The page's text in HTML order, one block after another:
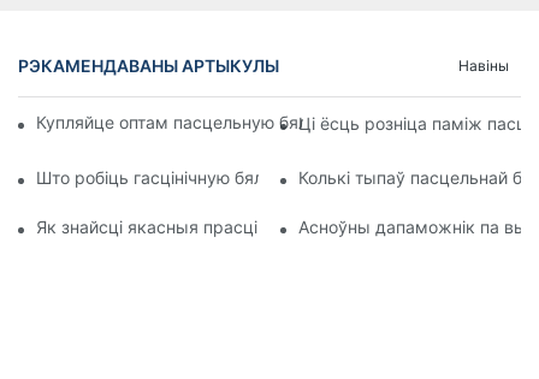
РЭКАМЕНДАВАНЫ АРТЫКУЛЫ Навіны
Купляйце оптам пасцельную бялізну для гасцініц і матэляў
Ці ёсць розніца паміж
Што робіць гасцінічную бялізну такой зручнай
Колькі тыпаў пасцельнай
Як знайсці якасныя прасціны, падобныя да тых, што
Асноўны дапаможнік па